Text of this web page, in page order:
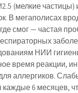
(мелкие частицы)
В мегаполисах
смог — частая
НИИ
время реакции,
аллергиков.
6 месяцев,